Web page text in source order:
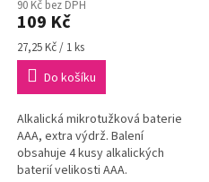
90 Kč bez DPH
109 Kč
Měrná
cena:
27,25 Kč / 1 ks
Do košíku
Alkalická mikrotužková baterie
AAA, extra výdrž. Balení
obsahuje 4 kusy alkalických
baterií velikosti AAA.